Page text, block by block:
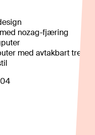
nozag-fjæring
med avtakbart trekk